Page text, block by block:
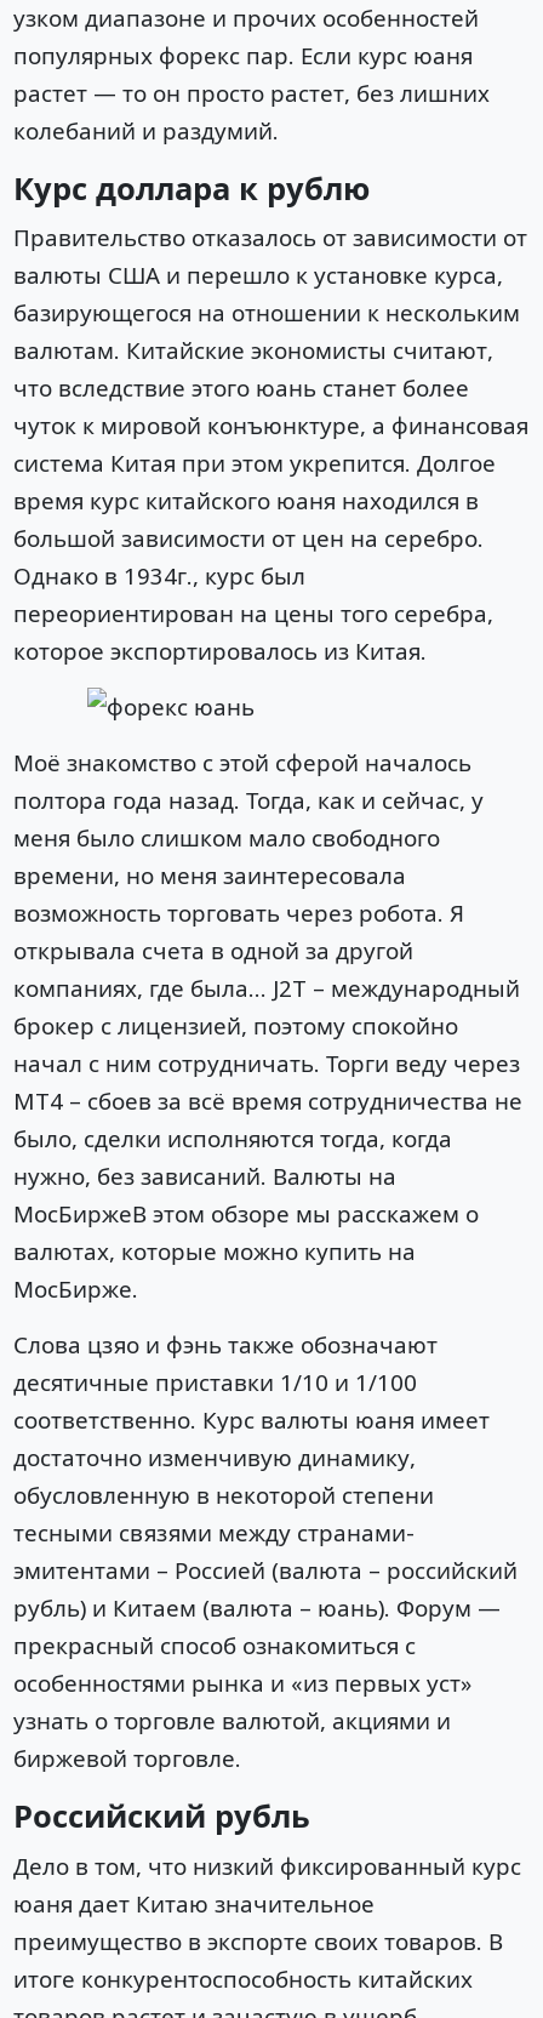
узком диапазоне и прочих особенностей
популярных форекс пар. Если курс юаня
растет — то он просто растет, без лишних
колебаний и раздумий.
Курс доллара к рублю
Правительство отказалось от зависимости от
валюты США и перешло к установке курса,
базирующегося на отношении к нескольким
валютам. Китайские экономисты считают,
что вследствие этого юань станет более
чуток к мировой конъюнктуре, а финансовая
система Китая при этом укрепится. Долгое
время курс китайского юаня находился в
большой зависимости от цен на серебро.
Однако в 1934г., курс был
переориентирован на цены того серебра,
которое экспортировалось из Китая.
Моё знакомство с этой сферой началось
полтора года назад. Тогда, как и сейчас, у
меня было слишком мало свободного
времени, но меня заинтересовала
возможность торговать через робота. Я
открывала счета в одной за другой
компаниях, где была… J2T – международный
брокер с лицензией, поэтому спокойно
начал с ним сотрудничать. Торги веду через
MT4 – сбоев за всё время сотрудничества не
было, сделки исполняются тогда, когда
нужно, без зависаний. Валюты на
МосБиржеВ этом обзоре мы расскажем о
валютах, которые можно купить на
МосБирже.
Слова цзяо и фэнь также обозначают
десятичные приставки 1/10 и 1/100
соответственно. Курс валюты юаня имеет
достаточно изменчивую динамику,
обусловленную в некоторой степени
тесными связями между странами-
эмитентами – Россией (валюта – российский
рубль) и Китаем (валюта – юань). Форум —
прекрасный способ ознакомиться с
особенностями рынка и «из первых уст»
узнать о торговле валютой, акциями и
биржевой торговле.
Российский рубль
Дело в том, что низкий фиксированный курс
юаня дает Китаю значительное
преимущество в экспорте своих товаров. В
итоге конкурентоспособность китайских